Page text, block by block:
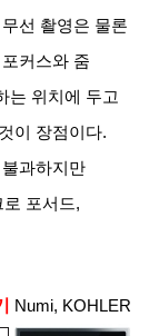
무선 촬영은 물론
커스와 줌
는 위치에 두고
이 장점이다.
과하지만
로 포서드,
Numi, KOHLER